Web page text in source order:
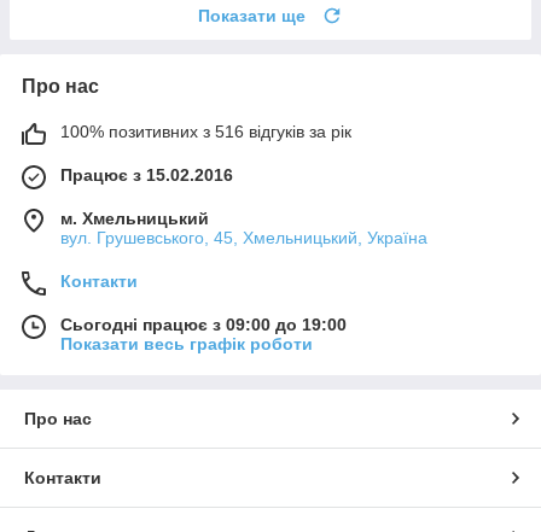
Показати ще
Про нас
100% позитивних з 516 відгуків за рік
Працює з 15.02.2016
м. Хмельницький
вул. Грушевського, 45, Хмельницький, Україна
Контакти
Сьогодні працює з 09:00 до 19:00
Показати весь графік роботи
Про нас
Контакти